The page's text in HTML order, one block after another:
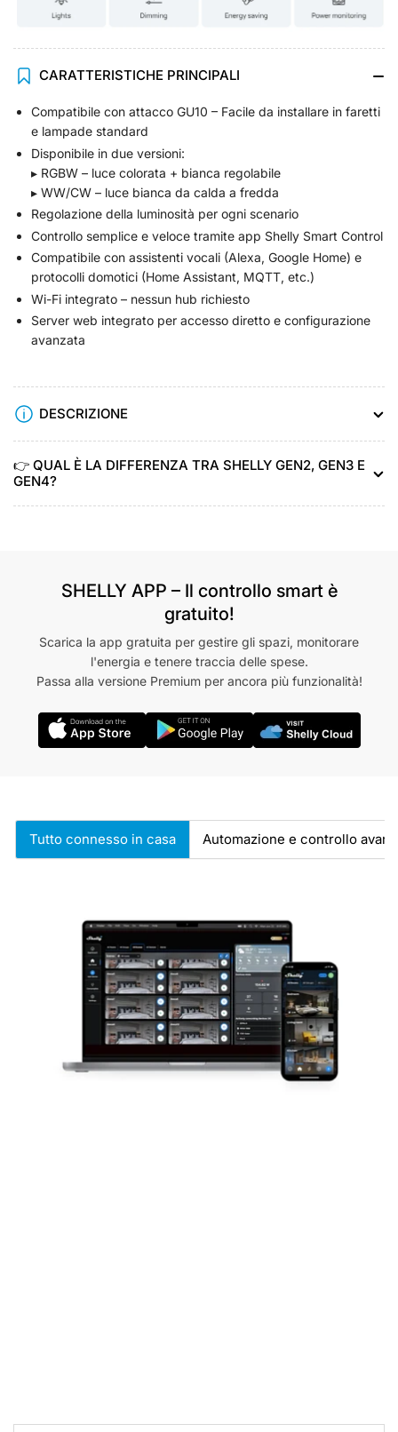
CARATTERISTICHE PRINCIPALI
Compatibile con attacco GU10 – Facile da installare in faretti
e lampade standard
Disponibile in due versioni:
▸ RGBW – luce colorata + bianca regolabile
▸ WW/CW – luce bianca da calda a fredda
Regolazione della luminosità per ogni scenario
Controllo semplice e veloce tramite app Shelly Smart Control
Compatibile con assistenti vocali (Alexa, Google Home) e
protocolli domotici (Home Assistant, MQTT, etc.)
Wi-Fi integrato – nessun hub richiesto
Server web integrato per accesso diretto e configurazione
avanzata
DESCRIZIONE
👉 QUAL È LA DIFFERENZA TRA SHELLY GEN2, GEN3 E
GEN4?
SHELLY APP – Il controllo smart è
gratuito!
Scarica la app gratuita per gestire gli spazi, monitorare
l'energia e tenere traccia delle spese.
Passa alla versione Premium per ancora più funzionalità!
Tutto connesso in casa Automazione e controllo